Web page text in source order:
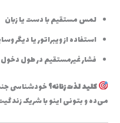
لمس مستقیم با دست یا زبان
استفاده از ویبراتور یا دیگر
فشار غیرمستقیم در طول دخول
کلید لذت زنانه؟خودشناسی
می‌ده و بتونی اینو با شریک